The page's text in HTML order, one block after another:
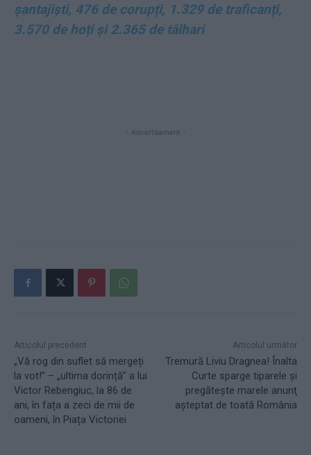
șantajiști, 476 de corupți, 1.329 de traficanți,
3.570 de hoți și 2.365 de tâlhari
- Advertisement -
Articolul precedent
„Vă rog din suflet să mergeți
la vot!” – „ultima dorință” a lui
Victor Rebengiuc, la 86 de
ani, în fața a zeci de mii de
oameni, în Piața Victoriei
Articolul următor
Tremură Liviu Dragnea! Înalta
Curte sparge tiparele şi
pregăteşte marele anunţ
aşteptat de toată România